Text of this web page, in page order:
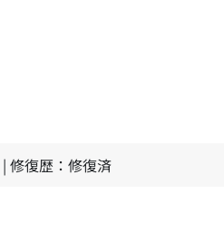
修復歴：修復済